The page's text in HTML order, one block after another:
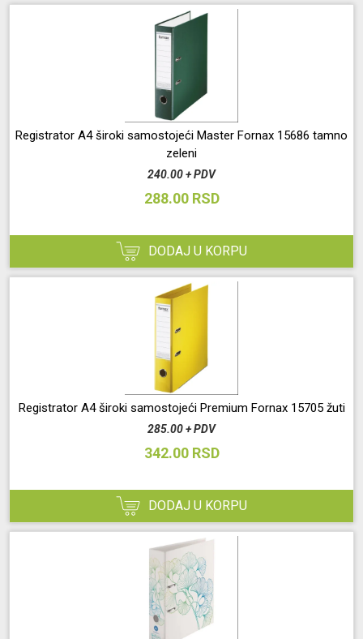
Registrator A4 široki samostojeći Master Fornax 15686 tamno
zeleni
240.00 + PDV
288.00 RSD
DODAJ U KORPU
Registrator A4 široki samostojeći Premium Fornax 15705 žuti
285.00 + PDV
342.00 RSD
DODAJ U KORPU